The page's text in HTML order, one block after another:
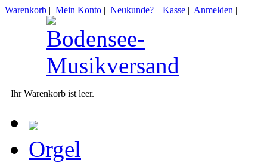
Warenkorb | Mein Konto | Neukunde? | Kasse | Anmelden |
Ihr Warenkorb ist leer.
Orgel